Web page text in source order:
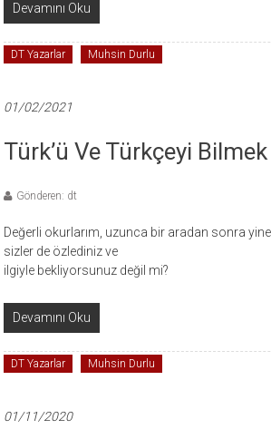
Devamını Oku
DT Yazarlar Muhsin Durlu
01/02/2021
Türk’ü Ve Türkçeyi
Gönderen: dt
Değerli okurlarım, uzunca bir aradan sonra
sizler de özlediniz ve
ilgiyle bekliyorsunuz değil mi?
Devamını Oku
DT Yazarlar Muhsin Durlu
01/11/2020